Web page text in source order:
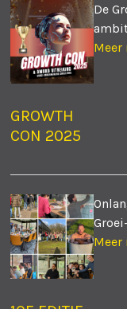
GROWTH
CON 2025
De